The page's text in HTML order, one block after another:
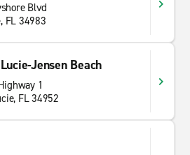
Blvd
FL 34983
Jensen Beach
1
FL 34952